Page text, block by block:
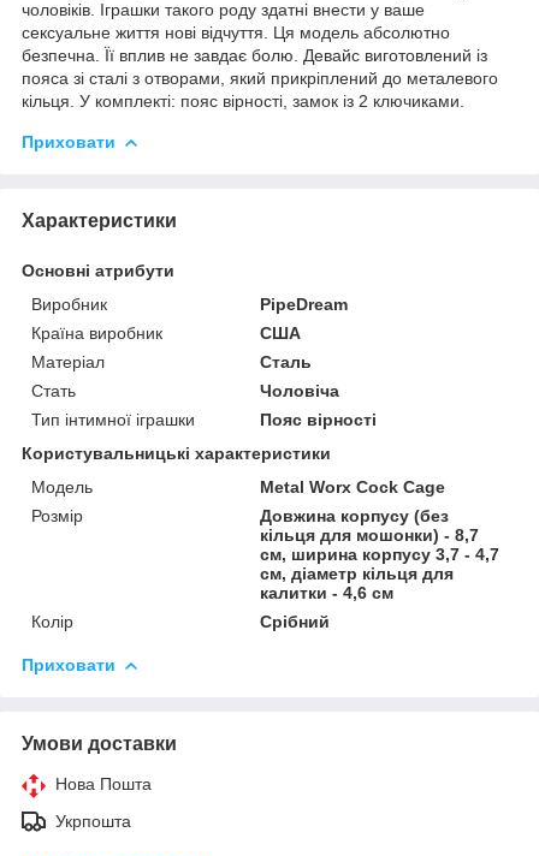
чоловіків. Іграшки такого роду здатні внести у ваше
сексуальне життя нові відчуття. Ця модель абсолютно
безпечна. Її вплив не завдає болю. Девайс виготовлений із
пояса зі сталі з отворами, який прикріплений до металевого
кільця. У комплекті: пояс вірності, замок із 2 ключиками.
Приховати
Характеристики
Основні атрибути
Виробник
PipeDream
Країна виробник
США
Матеріал
Сталь
Стать
Чоловіча
Тип інтимної іграшки
Пояс вірності
Користувальницькі характеристики
Модель
Metal Worx Cock Cage
Розмір
Довжина корпусу (без
кільця для мошонки) - 8,7
см, ширина корпусу 3,7 - 4,7
см, діаметр кільця для
калитки - 4,6 см
Колір
Срібний
Приховати
Умови доставки
Нова Пошта
Укрпошта